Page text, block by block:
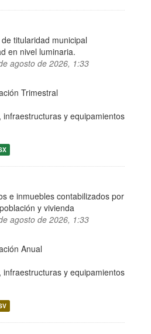
titularidad municipal
en nivel luminaria.
agosto de 2026, 1:33
Trimestral
infraestructuras y equipamientos
e inmuebles contabilizados por
y vivienda
agosto de 2026, 1:33
Anual
infraestructuras y equipamientos